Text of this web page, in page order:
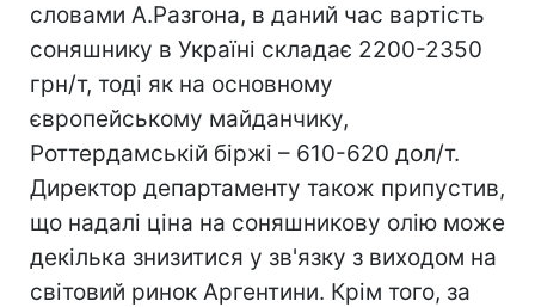
словами А.Разгона, в даний час вартість
соняшнику в Україні складає 2200-2350
грн/т, тоді як на основному
європейському майданчику,
Роттердамській біржі – 610-620 дол/т.
Директор департаменту також припустив,
що надалі ціна на соняшникову олію може
декілька знизитися у зв'язку з виходом на
світовий ринок Аргентини. Крім того, за